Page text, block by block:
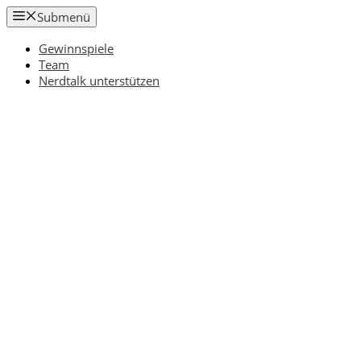
Zum
Inhalt
springen
Submenü
Gewinnspiele
Team
Nerdtalk unterstützen